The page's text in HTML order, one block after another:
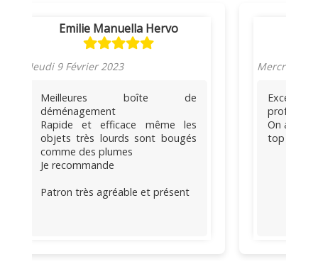
Emilie Manuella Hervo
Jeudi 9 Février 2023
Meilleures boîte de
déménagement
Rapide et efficace même les
objets très lourds sont bougés
comme des plumes
Je recommande
Patron très agréable et présent
Mercredi 8
Excellent
On aurait
top du